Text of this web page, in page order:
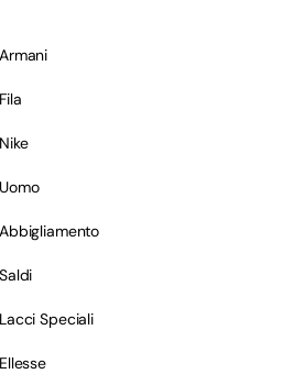
Armani
Fila
Nike
Uomo
Abbigliamento
Saldi
Lacci Speciali
Ellesse